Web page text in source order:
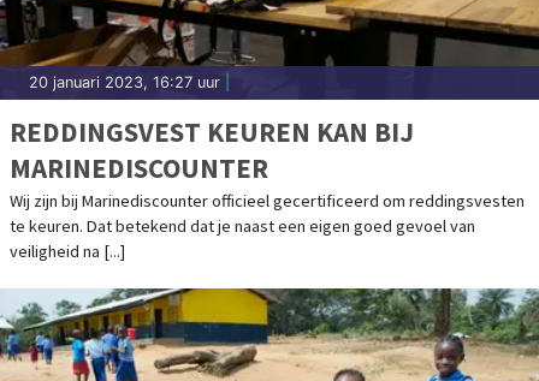
20 januari 2023, 16:27 uur
REDDINGSVEST KEUREN KAN BIJ
MARINEDISCOUNTER
Wij zijn bij Marinediscounter officieel gecertificeerd om reddingsvesten
te keuren. Dat betekend dat je naast een eigen goed gevoel van
veiligheid na [...]